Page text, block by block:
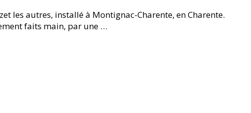
les autres, installé à Montignac-Charente, en Charente.
faits main, par une …